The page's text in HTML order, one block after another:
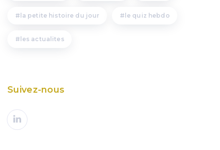
la petite histoire du jour le quiz hebdo
les actualites
Suivez-nous